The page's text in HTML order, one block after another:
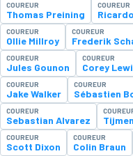
COUREUR
Thomas Preining
COUREUR
COUREUR
Ollie Millroy
COUREUR
Frederik
COUREUR
Jules Gounon
COUREUR
Corey
COUREUR
Jake Walker
COUREUR
Sébastien
COUREUR
Sebastian Alvarez
COUREUR
Scott Dixon
COUREUR
Colin Braun